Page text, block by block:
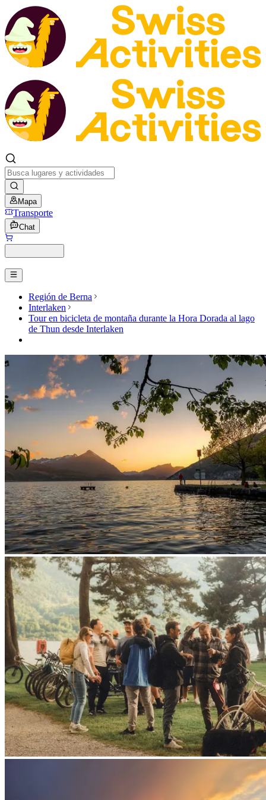
Mapa
Transporte
Chat
Región de Berna
Interlaken
Tour en bicicleta de montaña durante la Hora Dorada al lago
de Thun desde Interlaken